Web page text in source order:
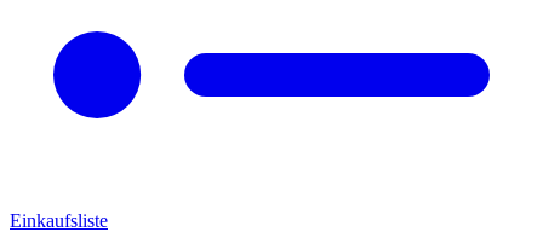
Einkaufsliste